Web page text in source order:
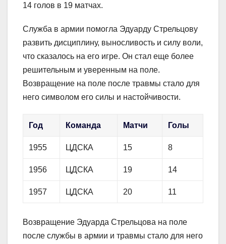
14 голов в 19 матчах.
Служба в армии помогла Эдуарду Стрельцову
развить дисциплину, выносливость и силу воли,
что сказалось на его игре. Он стал еще более
решительным и уверенным на поле.
Возвращение на поле после травмы стало для
него символом его силы и настойчивости.
Год Команда Матчи Голы
1955 ЦДСКА 15 8
1956 ЦДСКА 19 14
1957 ЦДСКА 20 11
Возвращение Эдуарда Стрельцова на поле
после службы в армии и травмы стало для него